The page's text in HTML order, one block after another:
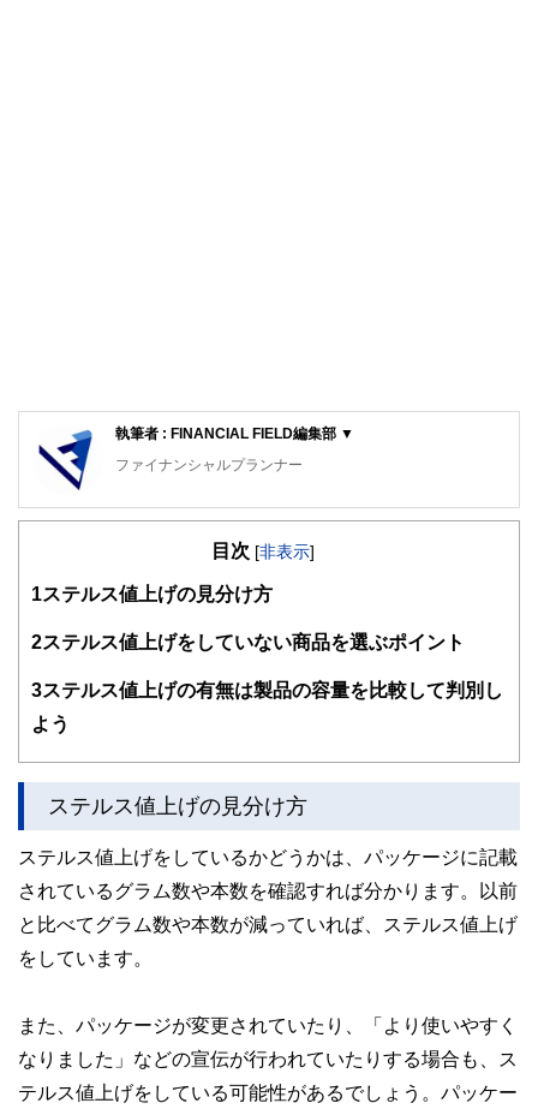
執筆者 : FINANCIAL FIELD編集部 ▼
ファイナンシャルプランナー
FinancialField編集部は、金融、経済に関する記事を、日々
知識がない方でも理解できるようわかりやすく発信していま
得者を中心に「お金や暮らし」に関する書籍・雑誌の編集経
験者で構成され、企画立案から記事掲載まですべての工程に
関わることで、読者目線のコンテンツを追求しています。
ドバイザー、DCプランナー、公認会計士、社会保険労務
士、行政書士、投資アナリスト、キャリアコンサルタントな
ど150名以上の有資格者を執筆者・監修者として迎え、むず
をわかりやすく発信している点です。
このように編集経験豊富なメンバーと金融や経済に精通した
やすさはもちろんのこと、読み応えのあるコンテンツと確か
な情報発信を実現しています。
コンシェルジュを目指します。
目次 [非表示]
1 ステルス値上げの見分け方
2ステルス値上げをしていない商品を選ぶポイント
3ステルス値上げの有無は製品の容量を比較して判別し
よう
ステルス値上げの見分け方
ステルス値上げをしているかどうかは、パッケージに記載
されているグラム数や本数を確認すれば分かります。以前
と比べてグラム数や本数が減っていれば、ステルス値上げ
をしています。
また、パッケージが変更されていたり、「より使いやすく
なりました」などの宣伝が行われていたりする場合も、ス
テルス値上げをしている可能性があるでしょう。パッケー